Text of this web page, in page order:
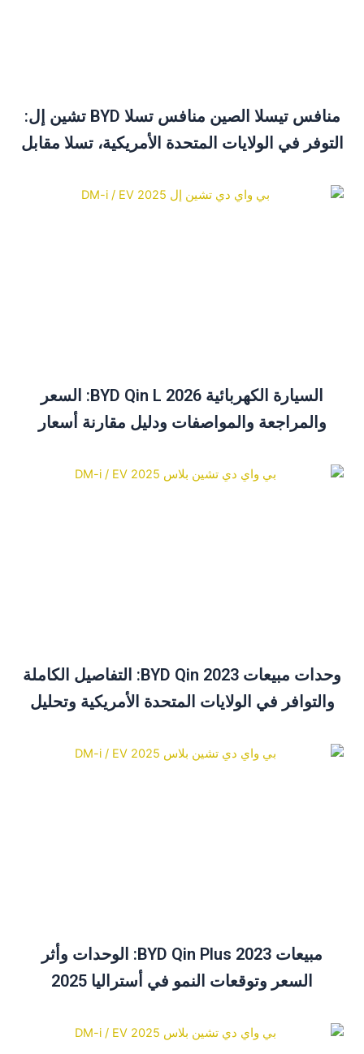
منافس تيسلا الصين منافس تسلا BYD تشين إل:
في الولايات المتحدة الأمريكية، تسلا مقابل
السيارة الكهربائية BYD Qin L 2026: السعر
والمراجعة والمواصفات ودليل مقارنة أسعار
وحدات مبيعات BYD Qin 2023: التفاصيل الكاملة
والتوافر في الولايات المتحدة الأمريكية وتحليل
مبيعات BYD Qin Plus 2023: الوحدات وأثر
السعر وتوقعات النمو في أستراليا 2025